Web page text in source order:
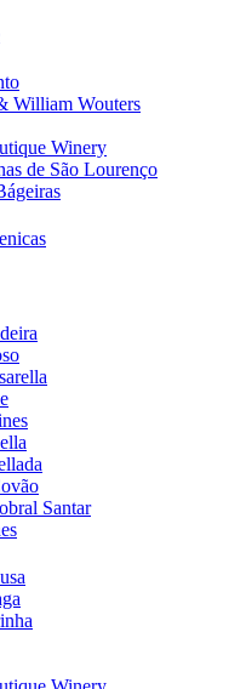
William Wouters
Winery
de São Lourenço
Santar